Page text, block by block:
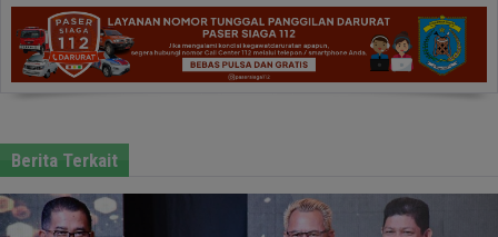
Berita Terkait